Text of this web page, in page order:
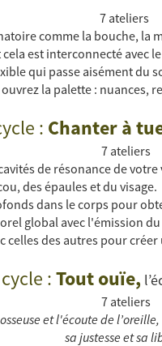
7 ateliers
comme la bouche, la
est interconnecté avec
qui passe aisément du
la palette : nuances,
: Chanter à
7 ateliers
de résonance de votre
des épaules et du visage.
dans le corps pour
global avec l'émission
celles des autres pour
:Tout ouïe,
7 ateliers
et l'écoute de
sa justesse et sa